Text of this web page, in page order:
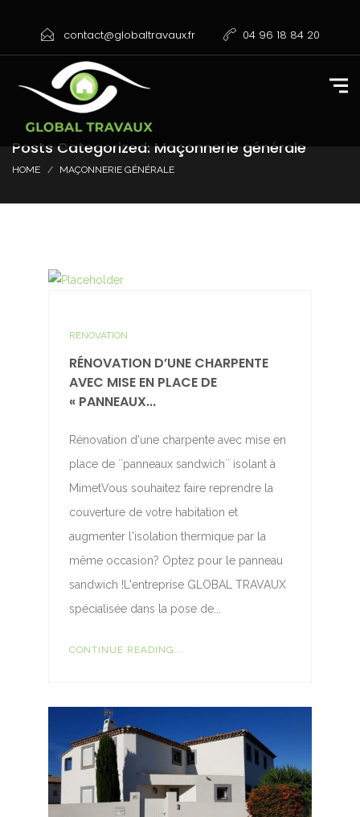
contact@globaltravaux.fr 04 96 18 84 20
Posts Categorized: Maçonnerie générale
HOME MAÇONNERIE GÉNÉRALE
RENOVATION
RÉNOVATION D’UNE CHARPENTE
AVEC MISE EN PLACE DE
« PANNEAUX...
Rénovation d'une charpente avec mise en
place de ``panneaux sandwich`` isolant à
MimetVous souhaitez faire reprendre la
couverture de votre habitation et
augmenter l'isolation thermique par la
même occasion? Optez pour le panneau
sandwich !L'entreprise GLOBAL TRAVAUX
spécialisée dans la pose de...
CONTINUE READING...